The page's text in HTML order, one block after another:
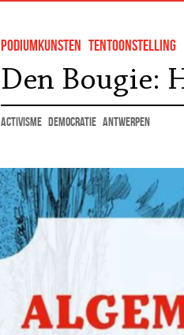
podiumkunsten tentoonstelling
Den Bougie:
activisme democratie Antwerpen